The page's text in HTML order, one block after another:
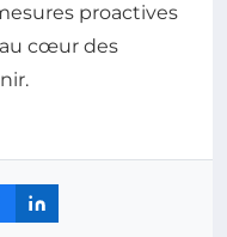
proactives
cœur des